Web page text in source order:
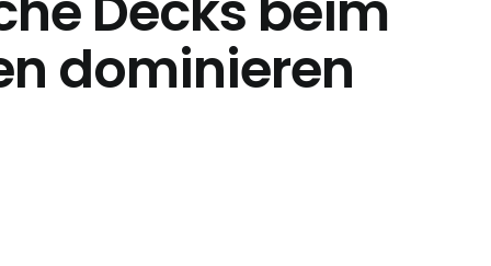
dominieren